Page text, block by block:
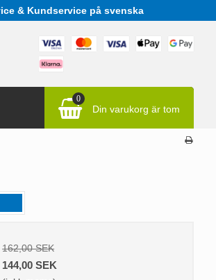
& Kundservice på svenska
0
Din varukorg är tom
162,00 SEK
144,00 SEK